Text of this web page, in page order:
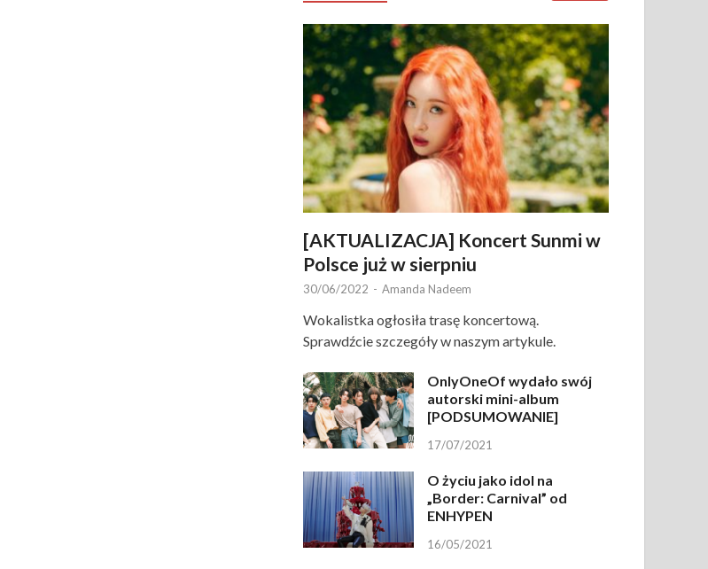
[AKTUALIZACJA] Koncert Sunmi w
Polsce już w sierpniu
30/06/2022 - Amanda Nadeem
Wokalistka ogłosiła trasę koncertową.
Sprawdźcie szczegóły w naszym artykule.
OnlyOneOf wydało swój
autorski mini-album
[PODSUMOWANIE]
17/07/2021
O życiu jako idol na
„Border: Carnival” od
ENHYPEN
16/05/2021